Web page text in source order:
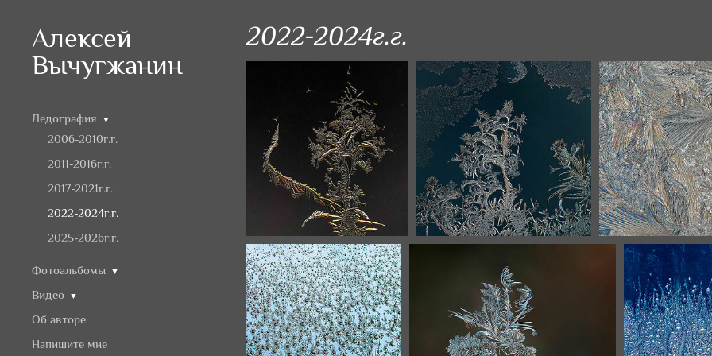
Алексей
Вычугжанин
Ледография ▼
2006-2010г.г.
2011-2016г.г.
2017-2021г.г.
2022-2024г.г.
2025-2026г.г.
Фотоальбомы ▼
Видео ▼
Об авторе
Напишите мне
2022-2024г.г.